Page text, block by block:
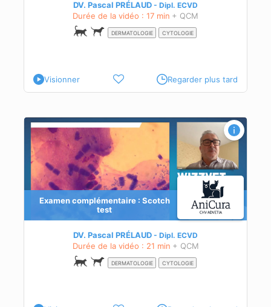
DV. Pascal PRÉLAUD Dipl. ECVD
Durée de la vidéo : 17 min + QCM
DERMATOLOGIE CYTOLOGIE
Visionner Regarder plus tard
Examen complémentaire : Scotch
test
DV. Pascal PRÉLAUD Dipl. ECVD
Durée de la vidéo : 21 min + QCM
DERMATOLOGIE CYTOLOGIE